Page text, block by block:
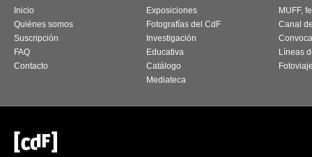
Inicio
Quiénes somos
Suscripción
FAQ
Contacto
Exposiciones
Fotografías del CdF
Investigación
Educativa
Catálogo
Mediateca
MUFF,
Canal
Líneas